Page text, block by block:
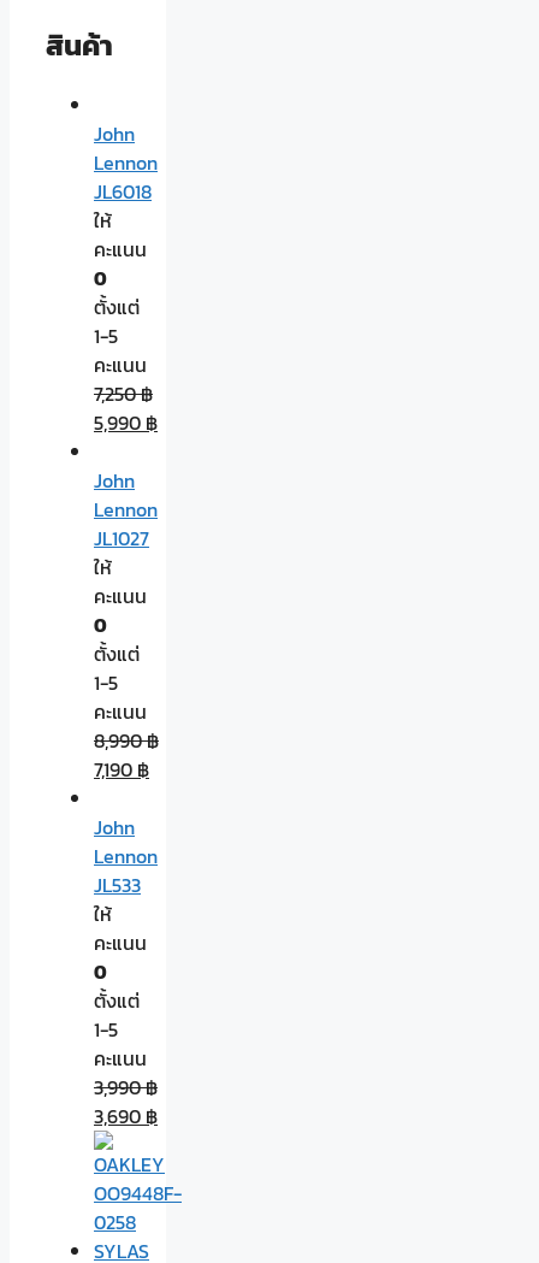
สินค้า
John
Lennon
JL6018
ให้
คะแนน
0
ตั้งแต่
1-5
คะแนน
7,250฿
5,990 ฿
John
Lennon
JL1027
ให้
คะแนน
0
ตั้งแต่
1-5
คะแนน
8,990฿
7,190 ฿
John
Lennon
JL533
ให้
คะแนน
0
ตั้งแต่
1-5
คะแนน
3,990฿
3,690 ฿